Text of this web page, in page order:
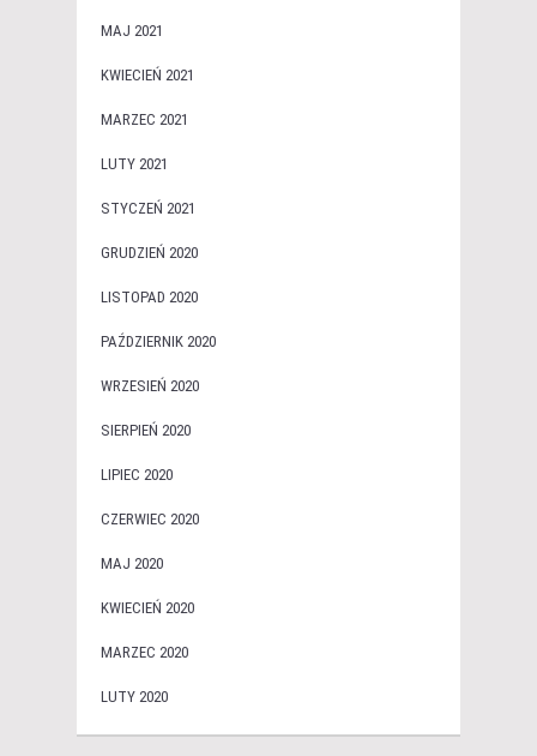
MAJ 2021
KWIECIEŃ 2021
MARZEC 2021
LUTY 2021
STYCZEŃ 2021
GRUDZIEŃ 2020
LISTOPAD 2020
PAŹDZIERNIK 2020
WRZESIEŃ 2020
SIERPIEŃ 2020
LIPIEC 2020
CZERWIEC 2020
MAJ 2020
KWIECIEŃ 2020
MARZEC 2020
LUTY 2020